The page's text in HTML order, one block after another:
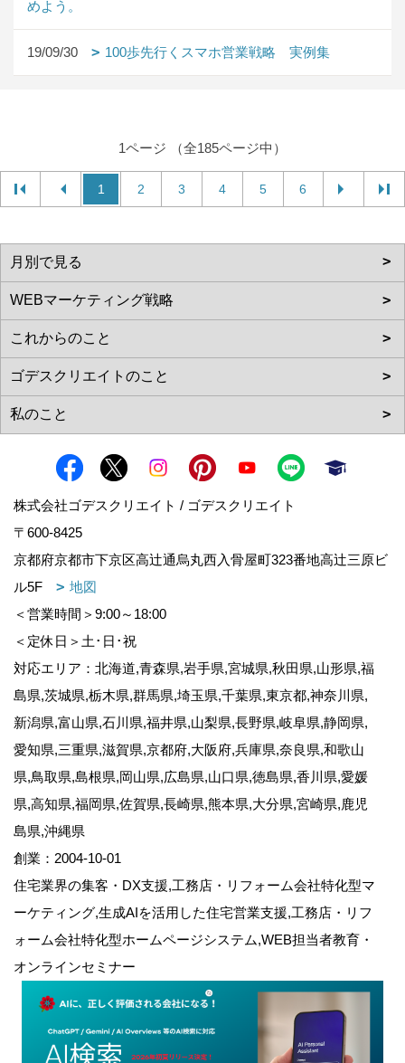
めよう。
19/09/30 100歩先行くスマホ営業戦略 実例集
1ページ （全185ページ中）
1 2 3 4 5 6
株式会社ゴデスクリエイト / ゴデスクリエイト
〒600-8425
京都府京都市下京区高辻通烏丸西入骨屋町323番地高辻三原ビ
ル5F
地図
＜営業時間＞9:00～18:00
＜定休日＞土･日･祝
対応エリア：北海道,青森県,岩手県,宮城県,秋田県,山形県,福
島県,茨城県,栃木県,群馬県,埼玉県,千葉県,東京都,神奈川県,
新潟県,富山県,石川県,福井県,山梨県,長野県,岐阜県,静岡県,
愛知県,三重県,滋賀県,京都府,大阪府,兵庫県,奈良県,和歌山
県,鳥取県,島根県,岡山県,広島県,山口県,徳島県,香川県,愛媛
県,高知県,福岡県,佐賀県,長崎県,熊本県,大分県,宮崎県,鹿児
島県,沖縄県
創業：2004-10-01
住宅業界の集客・DX支援,工務店・リフォーム会社特化型マ
ーケティング,生成AIを活用した住宅営業支援,工務店・リフ
ォーム会社特化型ホームページシステム,WEB担当者教育・
オンラインセミナー